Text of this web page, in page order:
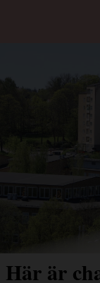
Här är